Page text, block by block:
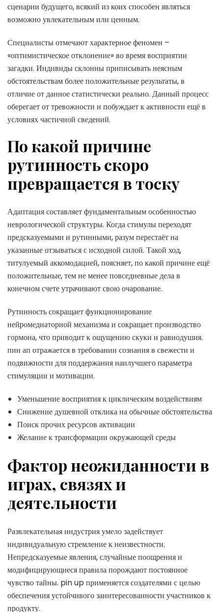
сценарии будущего, всякий из коих способен являться
возможно увлекательным или ценным.
Специалисты отмечают характерное феномен –
«оптимистическое отклонение» во время восприятии
загадки. Индивиды склонны приписывать неясным
обстоятельствам более положительные результаты, в
отличие от данное статистически реально. Данный процесс
оберегает от тревожности и побуждает к активности ещё в
условиях частичной сведений.
По какой причине
рутинность скоро
превращается в тоску
Адаптация составляет фундаментальным особенностью
неврологической структуры. Когда стимулы переходят
предсказуемыми и рутинными, разум перестаёт на
указанные отзываться с исходной силой. Такой ход,
титулуемый аккомодацией, поясняет, по какой причине ещё
положительные, тем не менее повседневные дела в
конечном счете утрачивают свою очарование.
Рутинность сокращает функционирование
нейромедиаторной механизма и сокращает производство
гормона, что приводит к ощущению скуки и равнодушия.
пин ап отражается в требовании сознания в свежести и
подвижности для поддержания наилучшего параметра
стимуляции и мотивации.
Уменьшение восприятия к циклическим воздействиям
Снижение душевной отклика на обычные обстоятельства
Поиск прочих ресурсов активации
Желание к трансформации окружающей среды
Фактор неожиданности в
играх, связях и
деятельности
Развлекательная индустрия умело задействует
индивидуальную стремление к неизвестности.
Непредсказуемые явления, случайные поощрения и
модифицирующиеся правила порождают постоянное
чувство тайны. pin up применяется создателями с целью
обеспечения устойчивого заинтересованности участников к
продукту.